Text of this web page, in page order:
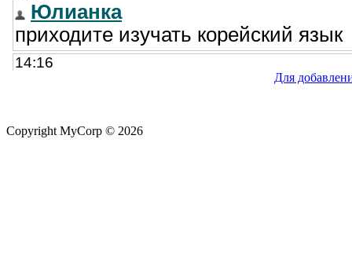
Для
Copyright MyCorp © 2026